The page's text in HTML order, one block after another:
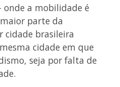
onde a mobilidade é
parte da
cidade brasileira
cidade em que
seja por falta de